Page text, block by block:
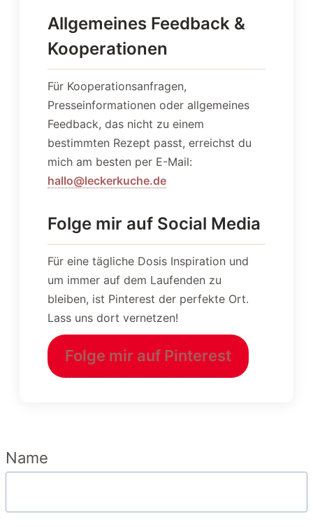
Allgemeines Feedback &
Kooperationen
Für Kooperationsanfragen,
Presseinformationen oder allgemeines
Feedback, das nicht zu einem
bestimmten Rezept passt, erreichst du
mich am besten per E-Mail:
hallo@leckerkuche.de
Folge mir auf Social Media
Für eine tägliche Dosis Inspiration und
um immer auf dem Laufenden zu
bleiben, ist Pinterest der perfekte Ort.
Lass uns dort vernetzen!
Folge mir auf Pinterest
Name